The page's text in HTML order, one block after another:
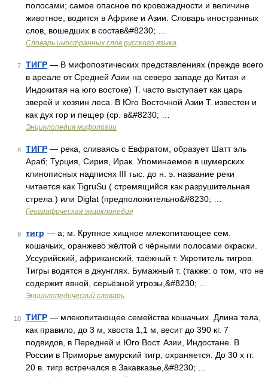
полосами; самое опасное по кровожадности и величине
животное, водится в Африке и Азии. Словарь иностранных
слов, вошедших в состав&#8230; …
Словарь иностранных слов русского языка
7 ТИГР — В мифопоэтических представлениях (прежде всего
в ареале от Средней Азии на северо западе до Китая и
Индокитая на юго востоке) Т. часто выступает как царь
зверей и хозяин леса. В Юго Восточной Азии Т. известен и
как дух гор и пещер (ср. в&#8230; …
Энциклопедия мифологии
8 ТИГР — река, сливаясь с Евфратом, образует Шатт эль
Араб; Турция, Сирия, Ирак. Упоминаемое в шумерских
клинописных надписях III тыс. до н. э. название реки
читается как TigruSu ( стремящийся как разрушительная
стрела ) или Diglat (предположительно&#8230; …
Географическая энциклопедия
9 тигр — а; м. Крупное хищное млекопитающее сем.
кошачьих, оранжево жёлтой с чёрными полосами окраски.
Уссурийский, африканский, таёжный т. Укротитель тигров.
Тигры водятся в джунглях. Бумажный т. (также: о том, что не
содержит явной, серьёзной угрозы,&#8230; …
Энциклопедический словарь
10 ТИГР — млекопитающее семейства кошачьих. Длина тела,
как правило, до 3 м, хвоста 1,1 м, весит до 390 кг. 7
подвидов, в Передней и Юго Вост. Азии, Индостане. В
России в Приморье амурский тигр; охраняется. До 30 х гг.
20 в. тигр встречался в Закавказье,&#8230; …